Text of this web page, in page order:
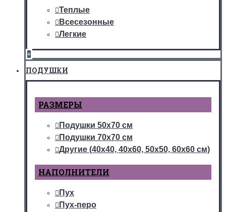
Теплые
Всесезонные
Легкие
+
ПОДУШКИ
РАЗМЕРЫ
Подушки 50х70 см
Подушки 70х70 см
Другие (40х40, 40х60, 50х50, 60х60 см)
НАПОЛНИТЕЛИ
Пух
Пух-перо